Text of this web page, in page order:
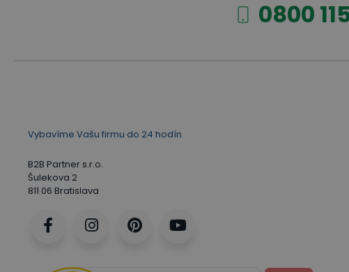
0800
Vybavíme Vašu firmu do 24 hodín
B2B Partner s.r.o.
Šulekova 2
811 06 Bratislava